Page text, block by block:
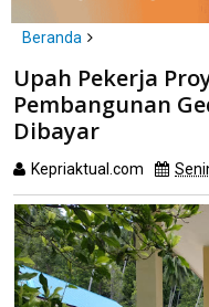
Beranda
Anambas
Upah Pekerja Proyek
Anambas Tidak Dibayar
Upah Pekerja
Pembangunan
Dibayar
Kepriaktual.com